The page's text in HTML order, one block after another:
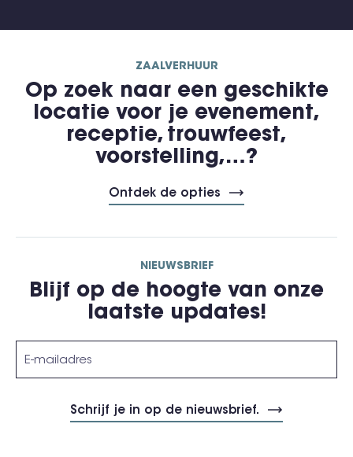
ZAALVERHUUR
Op zoek naar een geschikte
locatie voor je evenement,
receptie, trouwfeest,
voorstelling,…?
Ontdek de opties
NIEUWSBRIEF
Blijf op de hoogte van onze
laatste updates!